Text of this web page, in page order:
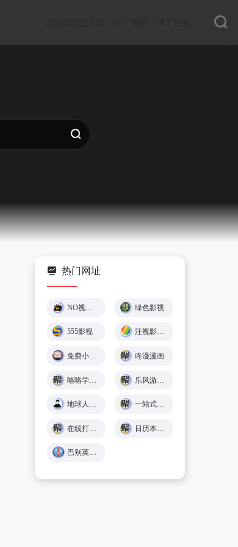
热门网址
绿色影视
555影视 注视影视 - 免费在线观影
免费小游戏在线玩 🕹️ 小猪秒玩 咚漫漫画
地球人导航 - 探索全网优质免费资源 一站式在线工具服务平台 - 工具派
巴别英语 - 英语听力练习,看美剧学英语